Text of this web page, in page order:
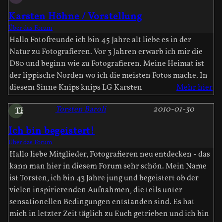
Karsten Höhne / Vorstellung
Über das Forum
Hallo Fotofreunde ich bin 45 Jahre alt liebe es in der
Natur zu Fotografieren. Vor 3 Jahren erwarb ich mir die
D80 und beginn wie zu Fotografieren. Meine Heimat ist
der lippische Norden wo ich die meisten Fotos mache. In
diesem Sinne Knips knips LG Karsten
Mehr hier
TB
Ich bin begeistert!
2010-01-30
Torsten Baroli
Über das Forum
Hallo liebe Mitglieder, Fotografieren neu entdecken - das
kann man hier in diesem Forum sehr schön. Mein Name
ist Torsten, ich bin 43 Jahre jung und begeistert ob der
vielen inspirierenden Aufnahmen, die teils unter
sensationellen Bedingungen entstanden sind. Es hat
mich in letzter Zeit täglich zu Euch getrieben und ich bin